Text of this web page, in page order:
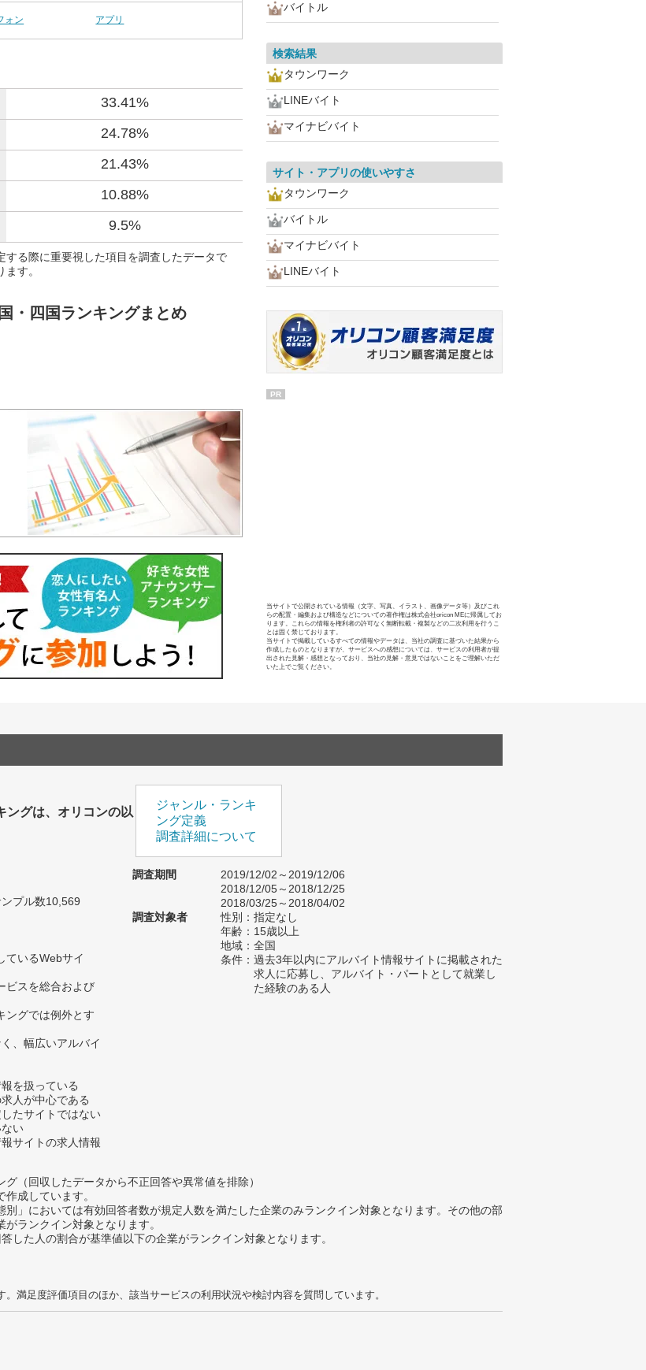
ォン アプリ
33.41%
24.78%
21.43%
10.88%
9.5%
る際に重要視した項目を調査したデータで
す。
・四国ランキングまとめ
バイトル
検索結果
タウンワーク
LINEバイト
マイナビバイト
サイト・アプリの使いやすさ
タウンワーク
バイトル
マイナビバイト
LINEバイト
PR
当サイトで公開されている情報（文字、写真、イラスト、画像データ等）及びこれ
らの配置・編集および構造などについての著作権は株式会社oricon MEに帰属してお
ります。これらの情報を権利者の許可なく無断転載・複製などの二次利用を行うこ
とは固く禁じております。
当サイトで掲載しているすべての情報やデータは、当社の調査に基づいた結果から
作成したものとなりますが、サービスへの感想については、サービスの利用者が提
出された見解・感想となっており、当社の見解・意見ではないことをご理解いただ
いた上でご覧ください。
ングは、オリコンの以
ジャンル・ランキ
ング定義
調査詳細について
プル数10,569
ているWebサイ
ビスを総合および
ングでは例外とす
、幅広いアルバイ
を扱っている
人が中心である
たサイトではない
い
サイトの求人情報
調査期間
2019/12/02～2019/12/06
2018/12/05～2018/12/25
2018/03/25～2018/04/02
調査対象者
性別：指定なし
年齢：15歳以上
地域：全国
条件：過去3年以内にアルバイト情報サイトに掲載された
求人に応募し、アルバイト・パートとして就業し
た経験のある人
（回収したデータから不正回答や異常値を排除）
成しています。
」においては有効回答者数が規定人数を満たした企業のみランクイン対象となります。その他の部
ランクイン対象となります。
た人の割合が基準値以下の企業がランクイン対象となります。
満足度評価項目のほか、該当サービスの利用状況や検討内容を質問しています。